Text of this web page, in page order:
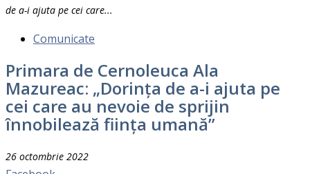
de a-i ajuta pe cei care...
Comunicate
Primara de Cernoleuca Ala
Mazureac: „Dorinţa de a-i ajuta pe
cei care au nevoie de sprijin
înnobilează fiinţa umană”
26 octombrie 2022